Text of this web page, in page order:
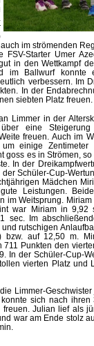
im strömenden
FSV-Starter Umer
in den Wettkampf
im Ballwurf konnte
verbessern. Im
In der
siebten Platz freuen.
Limmer in der
eine Steigerung
freuen. Auch im
um einige
goss es in Strömen,
In der
Schüler-Cup-
Mädchen
Leistungen.
im Weitsprung.
war Miriam in 9,92
sec. Im
rutschigen
bzw. auf 12,50 m.
711 Punkten den
In der Schüler-Cup-
vierten Platz und
Limmer-
sich nach
Julian lief als
war am Ende stolz